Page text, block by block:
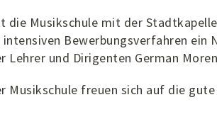
Musikschule mit der
Bewerbungsverfahren ein
Lehrer und Dirigenten German
Musikschule freuen sich auf die